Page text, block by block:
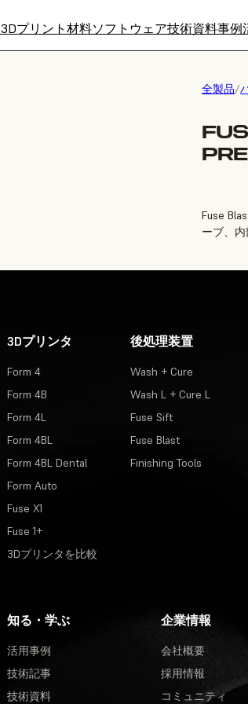
3Dプリント材料ソフトウェア技術資料事例
全製品/
Fuse
ーブ、
3Dプリンタ
Form 4
Form 4B
Form 4L
Form 4BL
Form 4BL Dental
Form Auto
Fuse X1
Fuse 1+
3Dプリンタを比較
後処理装置
Wash + Cure
Wash L + Cure L
Fuse Sift
Fuse Blast
Finishing Tools
知る・学ぶ
活用事例
技術記事
技術資料
企業情報
会社概要
採用情報
コミュニティ